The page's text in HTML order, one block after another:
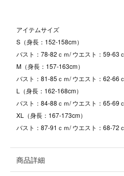
アイテムサイズ
S（身長：152-158cm）
バスト：78-82ｃｍ/ ウエスト：59-63
M（身長：157-163cm）
バスト：81-85ｃｍ/ ウエスト：62-66
L（身長：162-168cm）
バスト：84-88ｃｍ/ ウエスト：65-69
XL（身長：167-173cm）
バスト：87-91ｃｍ/ ウエスト：68-72
商品詳細